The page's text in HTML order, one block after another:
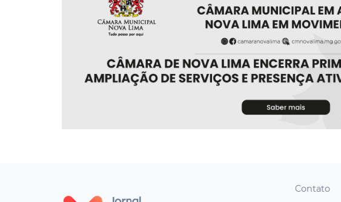
Contato